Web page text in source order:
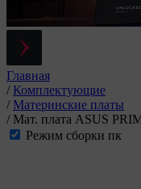
Главная
/ Комплектующие
/ Материнские платы
/ Мат. плата ASUS
Режим сборки пк